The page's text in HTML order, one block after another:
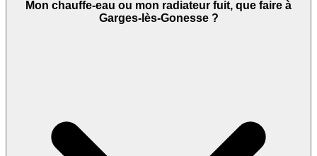
Mon chauffe-eau ou mon radiateur fuit, que faire à
Garges-lès-Gonesse ?